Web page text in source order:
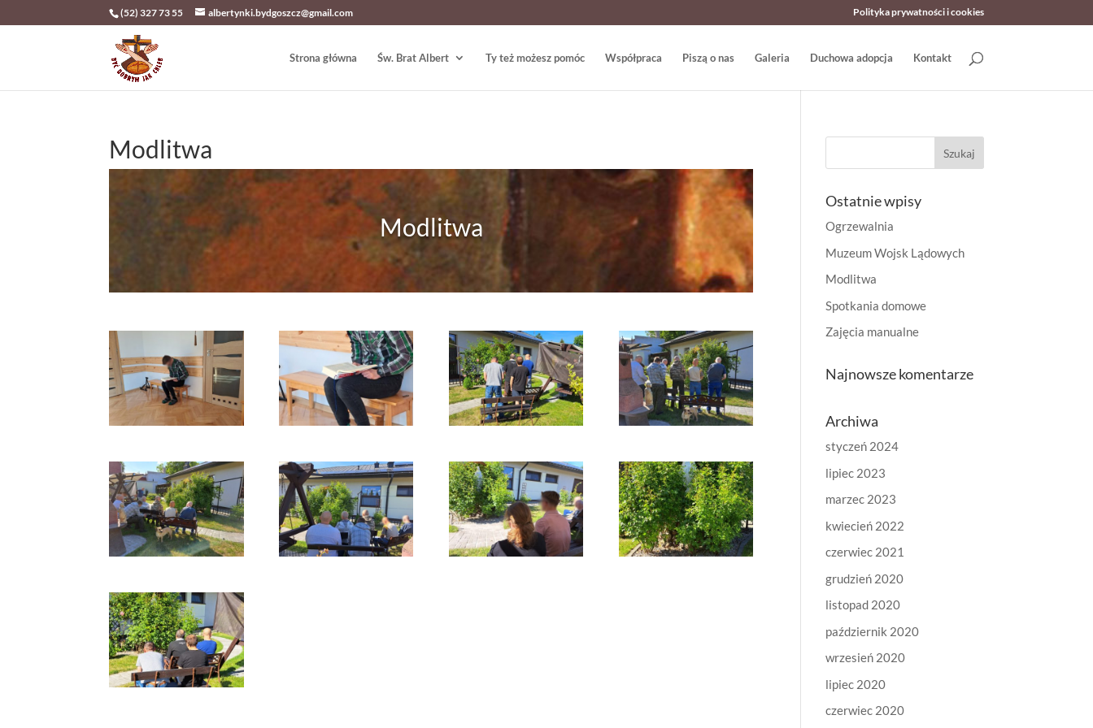
(52) 327 73 55 albertynki.bydgoszcz@gmail.com Polityka prywatności i cookies
Strona główna Św. Brat Albert Ty też możesz pomóc Współpraca Piszą o nas Galeria Duchowa adopcja Kontakt
Modlitwa
Modlitwa
Ostatnie wpisy
Ogrzewalnia
Muzeum Wojsk Lądowych
Modlitwa
Spotkania domowe
Zajęcia manualne
Najnowsze komentarze
Archiwa
styczeń 2024
lipiec 2023
marzec 2023
kwiecień 2022
czerwiec 2021
grudzień 2020
listopad 2020
październik 2020
wrzesień 2020
lipiec 2020
czerwiec 2020